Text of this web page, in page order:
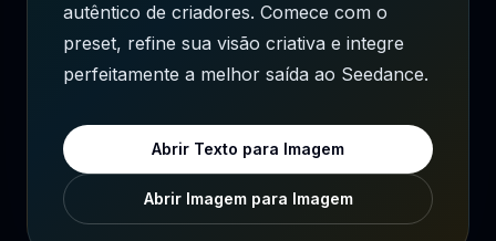
autêntico de criadores. Comece com o
preset, refine sua visão criativa e integre
perfeitamente a melhor saída ao Seedance.
Abrir Texto para Imagem
Abrir Imagem para Imagem